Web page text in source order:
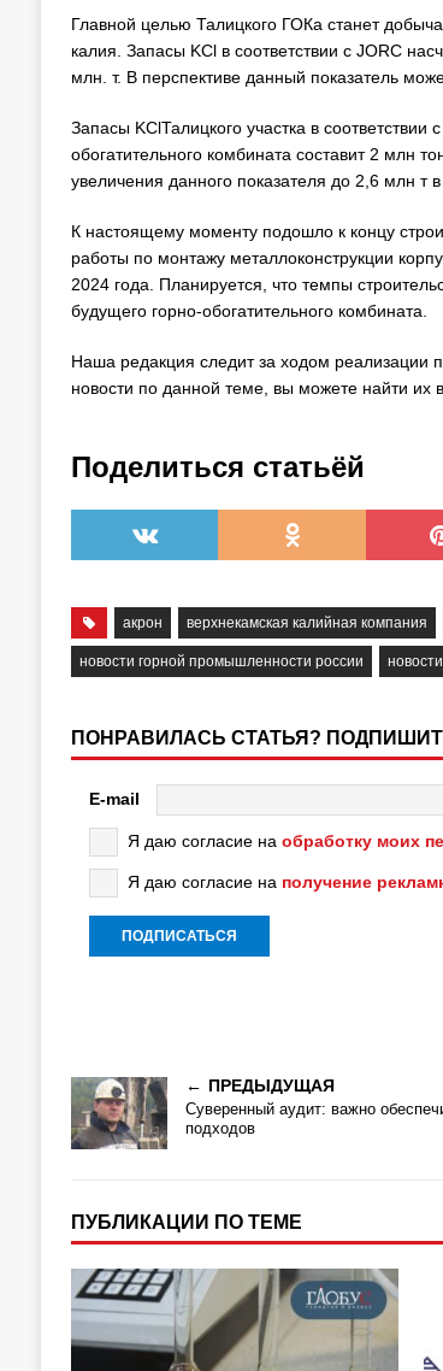
Главной целью Талицкого ГОКа станет
калия. Запасы KCl в соответствии с JORC
млн. т. В перспективе данный показатель
Запасы KClТалицкого участка в
обогатительного комбината составит 2 млн
увеличения данного показателя до 2,6 млн т в
К настоящему моменту подошло к концу
работы по монтажу металлоконструкции
2024 года. Планируется, что темпы
будущего горно-обогатительного комбината.
Наша редакция следит за ходом реализации
новости по данной теме, вы можете найти их
Поделиться статьёй
акрон верхнекамская калийная компания
новости горной промышленности россии
ПОНРАВИЛАСЬ СТАТЬЯ?
E-mail
Я даю согласие на обработку моих
Я даю согласие на получение
ПРЕДЫДУЩАЯ
Суверенный аудит: важно
подходов
ПУБЛИКАЦИИ ПО ТЕМЕ